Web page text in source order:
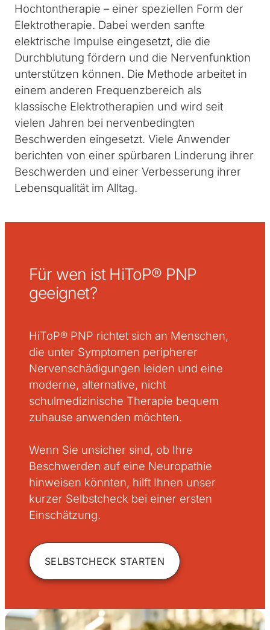
Hochtontherapie – einer speziellen Form der
Elektrotherapie. Dabei werden sanfte
elektrische Impulse eingesetzt, die die
Durchblutung fördern und die Nervenfunktion
unterstützen können. Die Methode arbeitet in
einem anderen Frequenzbereich als
klassische Elektrotherapien und wird seit
vielen Jahren bei nervenbedingten
Beschwerden eingesetzt. Viele Anwender
berichten von einer spürbaren Linderung ihrer
Beschwerden und einer Verbesserung ihrer
Lebensqualität im Alltag.
Für wen ist HiToP® PNP
geeignet?
HiToP® PNP richtet sich an Menschen,
die unter Symptomen peripherer
Nervenschädigungen leiden und eine
moderne, alternative, nicht
schulmedizinische Therapie bequem
zuhause anwenden möchten.
Wenn Sie unsicher sind, ob Ihre
Beschwerden auf eine Neuropathie
hinweisen könnten, hilft Ihnen unser
kurzer Selbstcheck bei einer ersten
Einschätzung.
SELBSTCHECK STARTEN